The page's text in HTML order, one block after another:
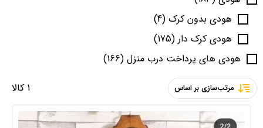
هودی بدون کرک (4)
هودی کرک دار (175)
هودی های پرداخت درب منزل (166)
1 کالا
مرتب‌سازی بر اساس